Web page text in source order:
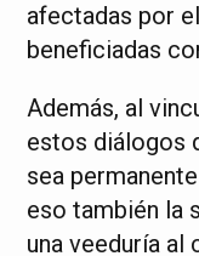
afectadas por
beneficiadas
Además, al
estos diálogos
sea
eso también la
una veeduría